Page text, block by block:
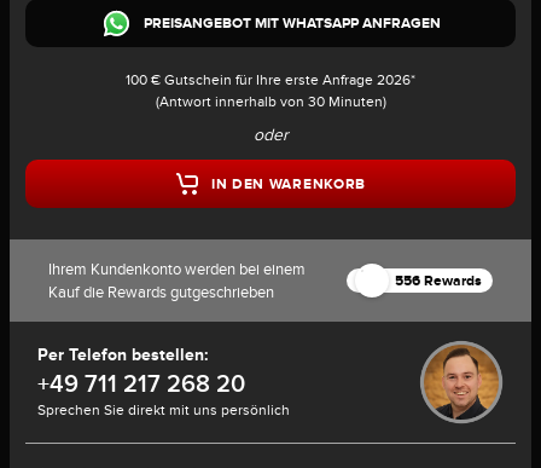
PREISANGEBOT MIT WHATSAPP ANFRAGEN
100 € Gutschein für Ihre erste Anfrage 2026*
(Antwort innerhalb von 30 Minuten)
oder
IN DEN WARENKORB
Ihrem Kundenkonto werden bei einem
Kauf die Rewards gutgeschrieben
556 Rewards
Per Telefon bestellen:
+49 711 217 268 20
Sprechen Sie direkt mit uns persönlich